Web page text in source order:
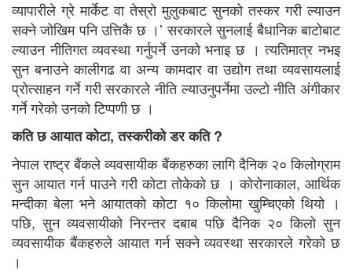
व्यापारीले ग्रे मार्केट वा तेस्रो मुलुकबाट सुनको तस्कर गरी ल्याउन
सक्ने जोखिम पनि उत्तिकै छ ।’ सरकारले सुनलाई बैधानिक बाटोबाट
ल्याउन नीतिगत व्यवस्था गर्नुपर्ने उनको भनाइ छ । त्यतिमात्र नभइ
सुन बनाउने कालीगढ वा अन्य कामदार वा उद्योग तथा व्यवसायलाई
प्रोत्साहन गर्ने गरी सरकारले नीति ल्याउनुपर्नेमा उल्टो नीति अंगीकार
गर्ने गरेको उनको टिप्पणी छ ।
कति छ आयात कोटा, तस्करीको डर कति ?
नेपाल राष्ट्र बैंकले व्यवसायीक बैंकहरुका लागि दैनिक २० किलोग्राम
सुन आयात गर्न पाउने गरी कोटा तोकेको छ । कोरोनाकाल, आर्थिक
मन्दीका बेला भने आयातको कोटा १० किलोमा खुम्चिएकाे थियो ।
पछि, सुन व्यवसायीको निरन्तर दबाब पछि दैनिक २० किलो सुन
व्यवसायीक बैंकहरुले आयात गर्न सक्ने व्यवस्था सरकारले गरेको छ
।